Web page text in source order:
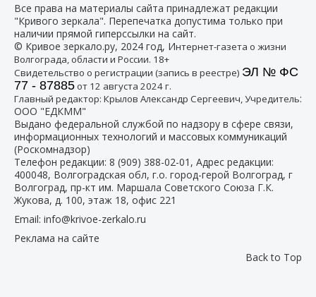
Все права на материалы сайта принадлежат редакции
"Кривого зеркала". Перепечатка допустима только при
наличии прямой гиперссылки на сайт.
© Кривое зеркало.ру, 2024 год, Интернет-газета о жизни
Волгограда, области и России. 18+
Свидетельство о регистрации (запись в реестре) ЭЛ № ФС
77 - 87885от 12 августа 2024 г.
Главный редактор: Крылов Александр Сергеевич, Учредитель:
ООО "ЕДКММ"
Выдано федеральной службой по надзору в сфере связи,
информационных технологий и массовых коммуникаций
(Роскомнадзор)
Телефон редакции: 8 (909) 388-02-01 , Адрес редакции:
400048, Волгоградская обл, г.о. город-герой Волгоград, г
Волгоград, пр-кт им. Маршала Советского Союза Г.К.
Жукова, д. 100, этаж 18, офис 221
Email: info@krivoe-zerkalo.ru
Реклама на сайте
Back to Top